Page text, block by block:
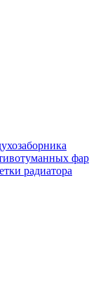
фар
радиатора